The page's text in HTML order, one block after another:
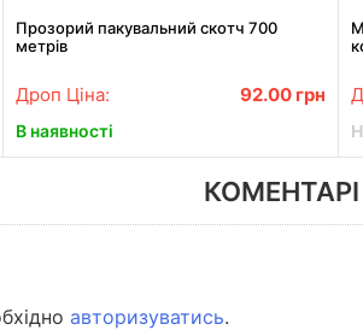
Прозорий пакувальний скотч 700
метрів
Дроп Ціна: 92.00 грн
В наявності
авторизуватись.